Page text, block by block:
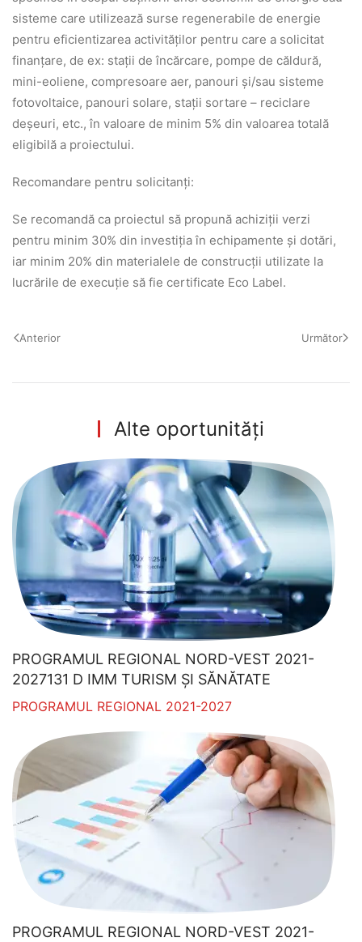
sisteme care utilizează surse regenerabile de energie
pentru eficientizarea activităților pentru care a solicitat
finanțare, de ex: stații de încărcare, pompe de căldură,
mini-eoliene, compresoare aer, panouri și/sau sisteme
fotovoltaice, panouri solare, stații sortare – reciclare
deșeuri, etc., în valoare de minim 5% din valoarea totală
eligibilă a proiectului.
Recomandare pentru solicitanți:
Se recomandă ca proiectul să propună achiziții verzi
pentru minim 30% din investiția în echipamente și dotări,
iar minim 20% din materialele de construcții utilizate la
lucrările de execuție să fie certificate Eco Label.
Anterior Următor
Alte oportunități
PROGRAMUL REGIONAL NORD-VEST 2021-
2027131 D IMM TURISM ȘI SĂNĂTATE
PROGRAMUL REGIONAL 2021-2027
PROGRAMUL REGIONAL NORD-VEST 2021-